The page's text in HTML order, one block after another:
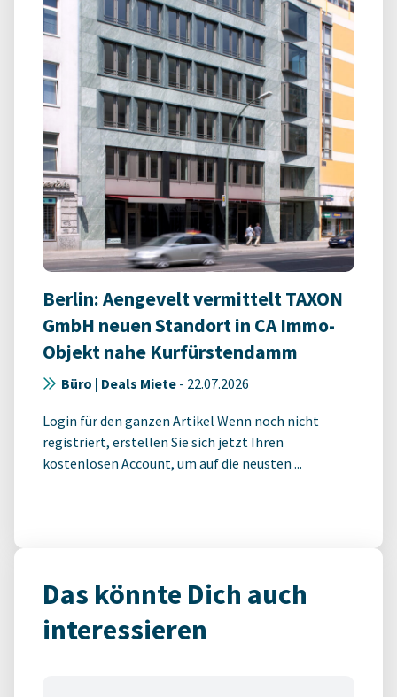
Berlin: Aengevelt vermittelt TAXON
GmbH neuen Standort in CA Immo-
Objekt nahe Kurfürstendamm
Büro | Deals Miete - 22.07.2026
Login für den ganzen Artikel Wenn noch nicht
registriert, erstellen Sie sich jetzt Ihren
kostenlosen Account, um auf die neusten ...
Das könnte Dich auch
interessieren